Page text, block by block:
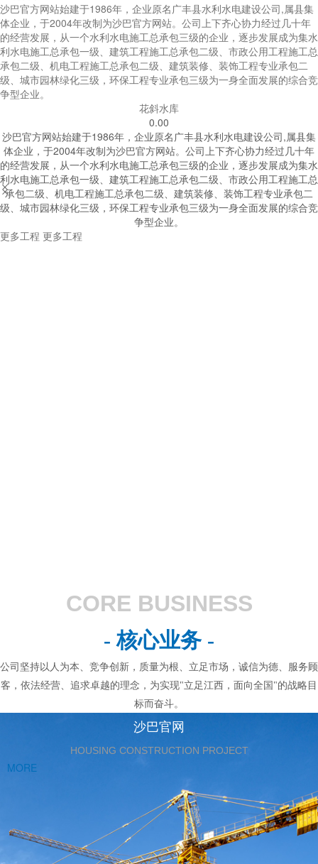
沙巴官方网站始建于1986年，企业原名广丰县水利水电建设公司,属县集
体企业，于2004年改制为沙巴官方网站。公司上下齐心协力经过几十年
的经营发展，从一个水利水电施工总承包三级的企业，逐步发展成为集水
利水电施工总承包一级、建筑工程施工总承包二级、市政公用工程施工总
承包二级、机电工程施工总承包二级、建筑装修、装饰工程专业承包二
级、城市园林绿化三级，环保工程专业承包三级为一身全面发展的综合竞
争型企业。
花斜水库
0.00
沙巴官方网站始建于1986年，企业原名广丰县水利水电建设公司,属县集
体企业，于2004年改制为沙巴官方网站。公司上下齐心协力经过几十年
的经营发展，从一个水利水电施工总承包三级的企业，逐步发展成为集水
利水电施工总承包一级、建筑工程施工总承包二级、市政公用工程施工总
承包二级、机电工程施工总承包二级、建筑装修、装饰工程专业承包二
级、城市园林绿化三级，环保工程专业承包三级为一身全面发展的综合竞
争型企业。


更多工程 更多工程
CORE BUSINESS
- 核心业务 -
公司坚持以人为本、竞争创新，质量为根、立足市场，诚信为德、服务顾
客，依法经营、追求卓越的理念，为实现"立足江西，面向全国"的战略目
标而奋斗。
沙巴官网
HOUSING CONSTRUCTION PROJECT
MORE